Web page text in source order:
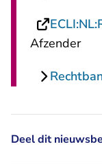
Afzender
Deel dit